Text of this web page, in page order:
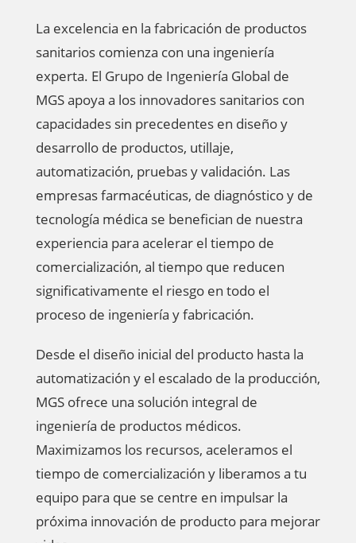
La excelencia en la fabricación de productos
sanitarios comienza con una ingeniería
experta. El Grupo de Ingeniería Global de
MGS apoya a los innovadores sanitarios con
capacidades sin precedentes en diseño y
desarrollo de productos, utillaje,
automatización, pruebas y validación. Las
empresas farmacéuticas, de diagnóstico y de
tecnología médica se benefician de nuestra
experiencia para acelerar el tiempo de
comercialización, al tiempo que reducen
significativamente el riesgo en todo el
proceso de ingeniería y fabricación.
Desde el diseño inicial del producto hasta la
automatización y el escalado de la producción,
MGS ofrece una solución integral de
ingeniería de productos médicos.
Maximizamos los recursos, aceleramos el
tiempo de comercialización y liberamos a tu
equipo para que se centre en impulsar la
próxima innovación de producto para mejorar